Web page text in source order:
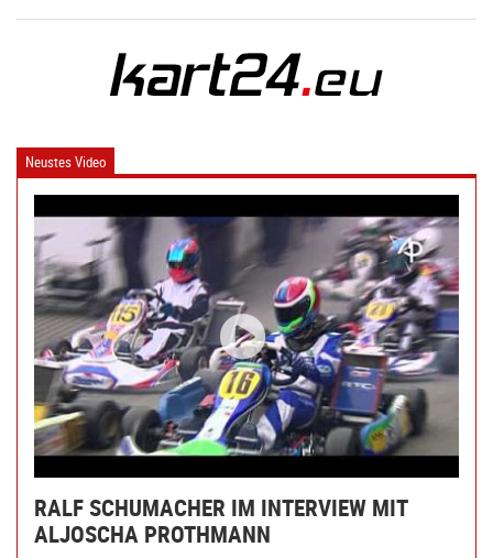
Neustes Video
RALF SCHUMACHER IM INTERVIEW MIT
ALJOSCHA PROTHMANN